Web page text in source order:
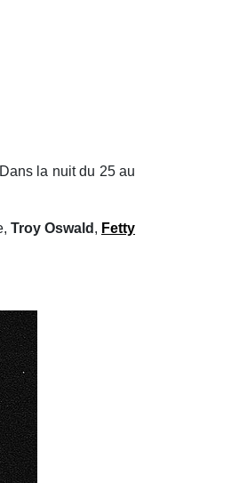
la nuit du 25 au
Troy Oswald , Fetty